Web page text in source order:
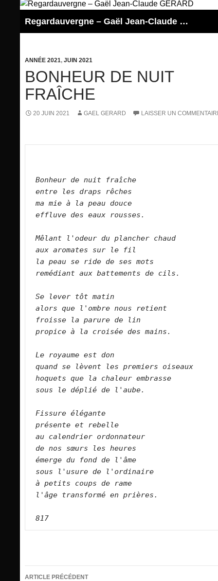
Regardauvergne – Gaël Jean-Claude GERARD
ANNÉE 2021, JUIN 2021
BONHEUR DE NUIT
FRAÎCHE
20 JUIN 2021 GAEL GERARD LAISSER UN
Bonheur de nuit fraîche
entre les draps rêches
ma mie à la peau douce
effluve des eaux rousses.
Mêlant l'odeur du plancher chaud
aux aromates sur le fil
la peau se ride de ses mots
remédiant aux battements de cils.
Se lever tôt matin
alors que l'ombre nous retient
froisse la parure de lin
propice à la croisée des mains.
Le royaume est don
quand se lèvent les premiers oiseaux
hoquets que la chaleur embrasse
sous le déplié de l'aube.
Fissure élégante
présente et rebelle
au calendrier ordonnateur
de nos sœurs les heures
émerge du fond de l'âme
sous l'usure de l'ordinaire
à petits coups de rame
l'âge transformé en prières.
817
Navigation
ARTICLE PRÉCÉDENT